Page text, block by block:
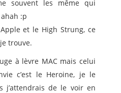
souvent les même qui
:p
et le High Strung, ce
trouve.
à lèvre MAC mais celui
c’est le Heroine, je le
j’attendrais de le voir en